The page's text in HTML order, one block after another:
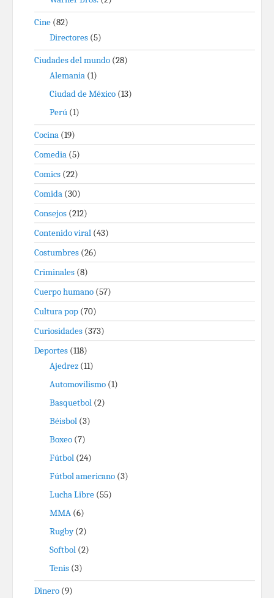
Cine (82)
Directores (5)
Ciudades del mundo (28)
Alemania (1)
Ciudad de México (13)
Perú (1)
Cocina (19)
Comedia (5)
Comics (22)
Comida (30)
Consejos (212)
Contenido viral (43)
Costumbres (26)
Criminales (8)
Cuerpo humano (57)
Cultura pop (70)
Curiosidades (373)
Deportes (118)
Ajedrez (11)
Automovilismo (1)
Basquetbol (2)
Béisbol (3)
Boxeo (7)
Fútbol (24)
Fútbol americano (3)
Lucha Libre (55)
MMA (6)
Rugby(2)
Softbol (2)
Tenis (3)
Dinero (9)